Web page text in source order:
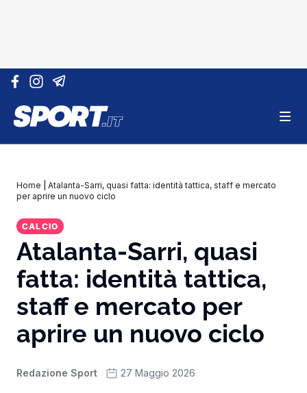
Vai al contenuto
Home
Atalanta-Sarri, quasi fatta: identità tattica, staff e mercato
per aprire un nuovo ciclo
CALCIO
Atalanta-Sarri, quasi
fatta: identità tattica,
staff e mercato per
aprire un nuovo ciclo
Redazione Sport 27 Maggio 2026